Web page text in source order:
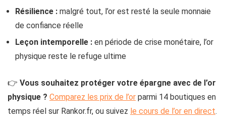
Résilience : malgré tout, l’or est resté la seule monnaie
de confiance réelle
Leçon intemporelle : en période de crise monétaire, l’or
physique reste le refuge ultime
👉 Vous souhaitez protéger votre épargne avec de l’or
physique ? Comparez les prix de l’or parmi 14 boutiques en
temps réel sur Rankor.fr, ou suivez le cours de l’or en direct.